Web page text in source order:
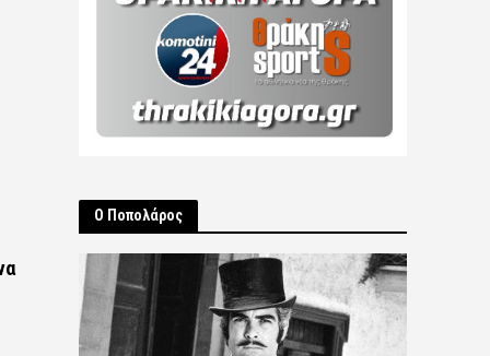
Ο Ποπολάρος